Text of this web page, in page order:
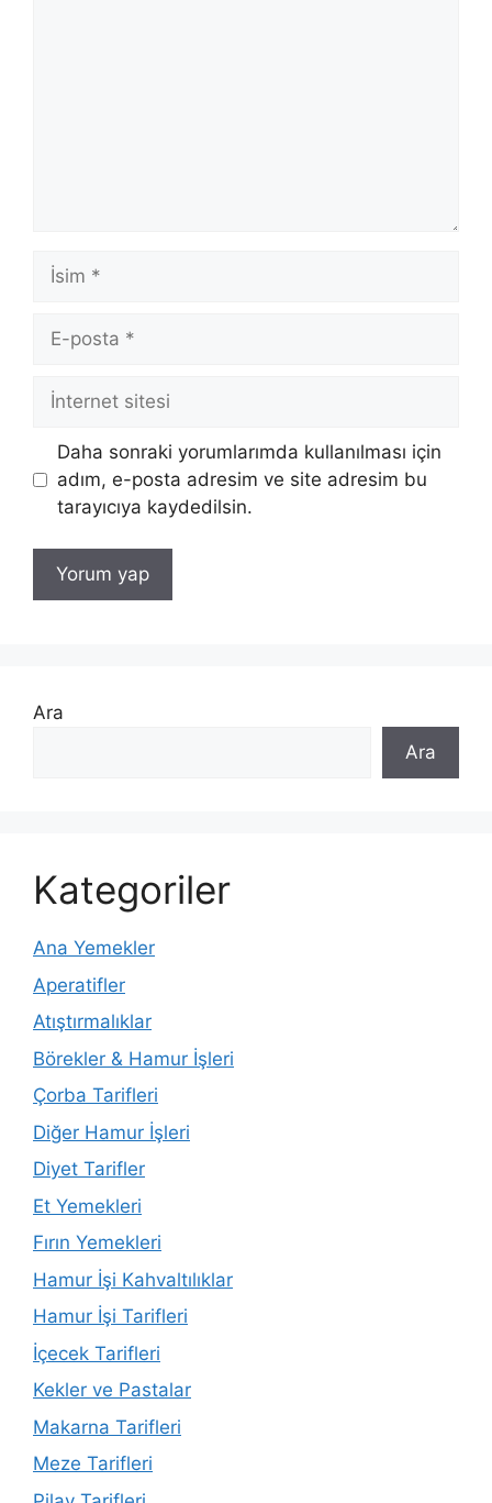
İsim
posta
İnternet
sitesi
Daha sonraki yorumlarımda kullanılması için
adım, e-posta adresim ve site adresim bu
tarayıcıya kaydedilsin.
Ara
Ara
Kategoriler
Ana Yemekler
Aperatifler
Atıştırmalıklar
Börekler & Hamur İşleri
Çorba Tarifleri
Diğer Hamur İşleri
Diyet Tarifler
Et Yemekleri
Fırın Yemekleri
Hamur İşi Kahvaltılıklar
Hamur İşi Tarifleri
İçecek Tarifleri
Kekler ve Pastalar
Makarna Tarifleri
Meze Tarifleri